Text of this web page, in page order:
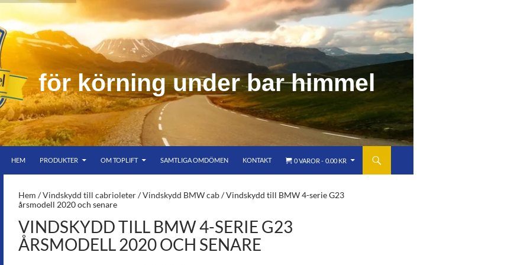
för körning under bar himmel
bar himmel
HEM
PRODUKTER OM TOPLIFT SAMTLIGA OMDÖMEN KONTAKT 0 VAROR 0.00 KR
Hem /Vindskydd till cabrioleter/Vindskydd BMW cab/ Vindskydd till BMW 4-serie G23
årsmodell 2020 och senare
VINDSKYDD TILL BMW 4-SERIE G23
ÅRSMODELL 2020 OCH SENARE